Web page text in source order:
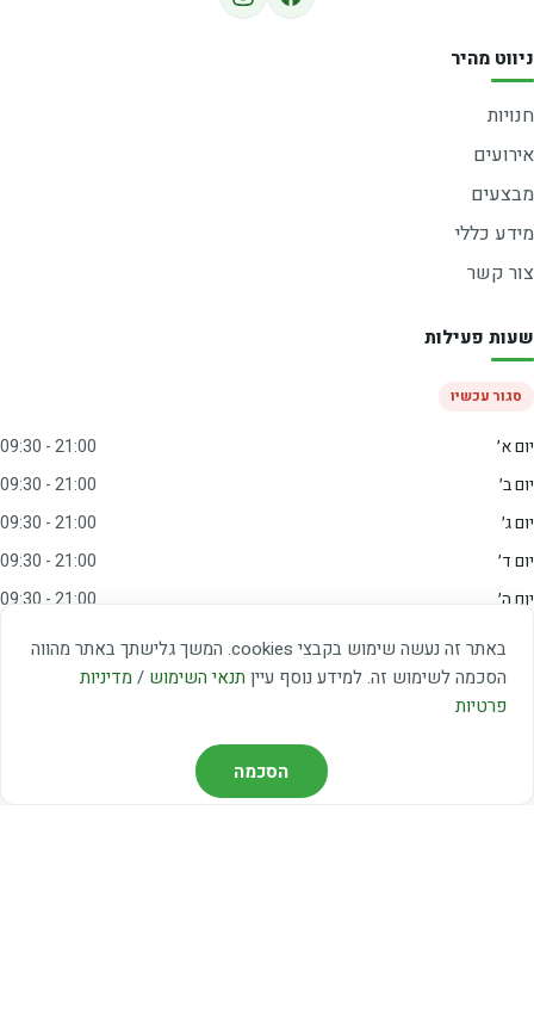
באתר זה נעשה שימוש בקבצי cookies. המשך גלישתך באתר מהווה
הסכמה לשימוש זה. למידע נוסף עיין תנאי השימוש / מדיניות
פרטיות
הסכמה
ניווט מהיר
חנויות
אירועים
מבצעים
מידע כללי
צור קשר
שעות פעילות
סגור עכשיו
יום א׳
09:30 - 21:00
יום ב׳
09:30 - 21:00
יום ג׳
09:30 - 21:00
יום ד׳
09:30 - 21:00
יום ה׳
09:30 - 21:00
יום ו׳
09:00 - 15:00
שבת
20:00 - 23:00